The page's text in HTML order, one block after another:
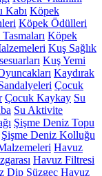
Kabı Köpek
Köpek Ödülleri
Köpek
Kuş Sağlık
Kuş Yemi
Kaydırak
Çocuk
Çocuk Kaykay Su
Su Aktivite
Şişme Deniz Topu
Şişme Deniz Kolluğu
Havuz
Havuz Filtresi
Dip Süzgeç Havuz